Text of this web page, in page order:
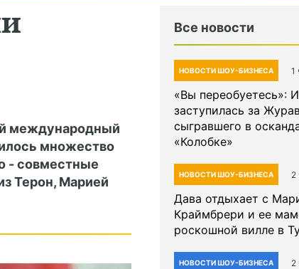
международный
множество
- совместные
Терон, Марией
Все новости
НОВОСТИ ШОУ-БИЗНЕСА 1
«Вы переобуетесь»:
заступилась за
сыгравшего в
«Колобке»
НОВОСТИ ШОУ-БИЗНЕСА 2
Дава отдыхает с
Краймбрери и ее
роскошной вилле в
НОВОСТИ ШОУ-БИЗНЕСА 2